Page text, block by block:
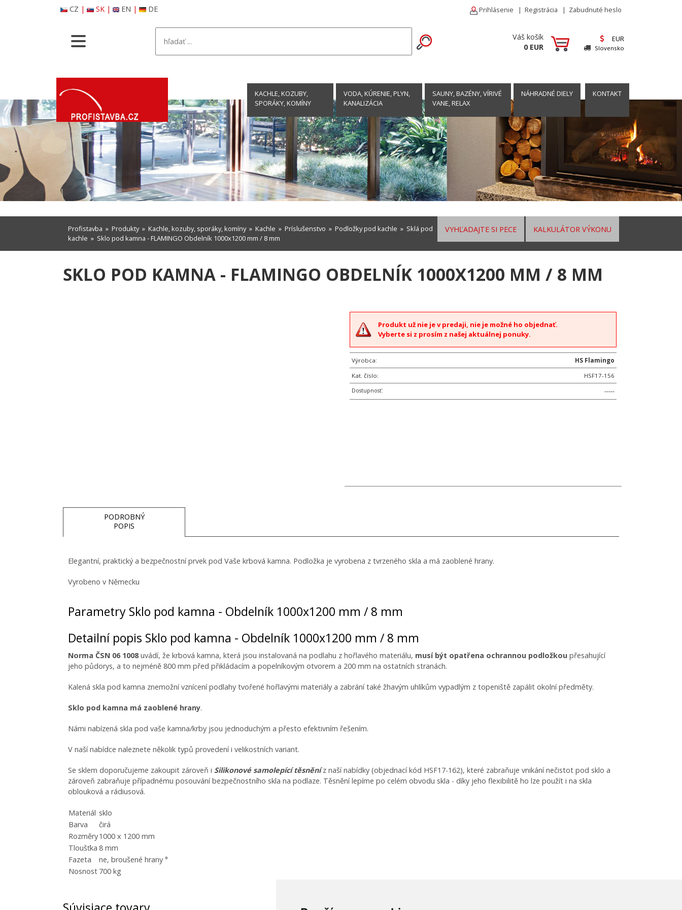
CZ | SK| EN | DE Prihlásenie | Registrácia | Zabudnuté heslo
Váš košík
0 EUR
EUR
Slovensko
KACHLE, KOZUBY,
SPORÁKY, KOMÍNY
VODA, KÚRENIE, PLYN,
KANALIZÁCIA
SAUNY, BAZÉNY, VÍRIVÉ
VANE, RELAX
NÁHRADNÉ DIELY KONTAKT
KALKULÁTOR VÝKONU
VYHĽADAJTE SI PECE
Profistavba » Produkty» Kachle, kozuby, sporáky, komíny» Kachle » Príslušenstvo » Podložky pod kachle » Sklá pod
kachle » Sklo pod kamna - FLAMINGO Obdelník 1000x1200 mm / 8 mm
SKLO POD KAMNA - FLAMINGO OBDELNÍK 1000X1200 MM / 8 MM
Produkt už nie je v predaji, nie je možné ho objednať.
Vyberte si z prosím z našej aktuálnej ponuky.
Výrobca:
HS Flamingo
Kat. číslo:
HSF17-156
Dostupnosť:
-----
PODROBNÝ
POPIS
Elegantní, praktický a bezpečnostní prvek pod Vaše krbová kamna. Podložka je vyrobena z tvrzeného skla a má zaoblené hrany.
Vyrobeno v Německu
Parametry Sklo pod kamna - Obdelník 1000x1200 mm / 8 mm
Detailní popis Sklo pod kamna - Obdelník 1000x1200 mm / 8 mm
Norma ČSN 06 1008uvádí, že krbová kamna, která jsou instalovaná na podlahu z hořlavého materiálu, musí být opatřena ochrannou podložkou přesahující
jeho půdorys, a to nejméně 800 mm před přikládacím a popelníkovým otvorem a 200 mm na ostatních stranách.
Kalená skla pod kamna znemožní vznícení podlahy tvořené hořlavými materiály a zabrání také žhavým uhlíkům vypadlým z topeniště zapálit okolní předměty.
Sklo pod kamna má zaoblené hrany.
Námi nabízená skla pod vaše kamna/krby jsou jednoduchým a přesto efektivním řešením.
V naší nabídce naleznete několik typů provedení i velikostních variant.
Se sklem doporučujeme zakoupit zároveň i Silikonové samolepící těsněníz naší nabídky (objednací kód HSF17-162), které zabraňuje vnikání nečistot pod sklo a
zároveň zabraňuje případnému posouvání bezpečnostního skla na podlaze. Těsnění lepíme po celém obvodu skla - díky jeho flexibilitě ho lze použít i na skla
oblouková a rádiusová.
Materiál sklo
Barva
čirá
Rozměry1000 x 1200 mm
Tloušťka 8 mm
Fazeta
ne, broušené hrany °
Nosnost 700 kg